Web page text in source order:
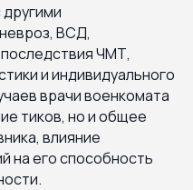
ВСД,
ЧМТ,
и индивидуального
врачи военкомата
тиков, но и общее
влияние
на его способность